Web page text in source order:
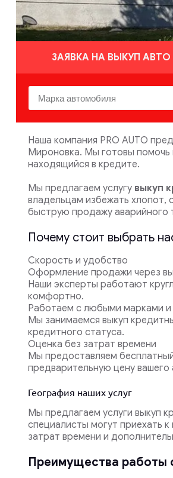
ЗАЯВКА НА ВЫКУП
Наша компания PRO AUTO
Мироновка. Мы готовы помочь
находящийся в кредите.
Мы предлагаем услугу выкуп
владельцам избежать хлопот,
быструю продажу аварийного
Почему стоит выбрать
Скорость и удобство
Оформление продажи через
Наши эксперты работают
комфортно.
Работаем с любыми марками
Мы занимаемся выкуп
кредитного статуса.
Оценка без затрат времени
Мы предоставляем
предварительную цену
География наших услуг
Мы предлагаем услуги выкуп
специалисты могут приехать
затрат времени и
Преимущества работы